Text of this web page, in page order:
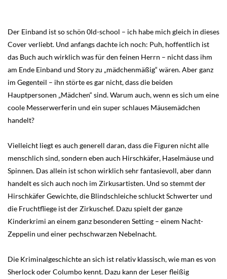
Der Einband ist so schön 0ld-school – ich habe mich gleich in dieses
Cover verliebt. Und anfangs dachte ich noch: Puh, hoffentlich ist
das Buch auch wirklich was für den feinen Herrn – nicht dass ihm
am Ende Einband und Story zu „mädchenmäßig“ wären. Aber ganz
im Gegenteil – ihn störte es gar nicht, dass die beiden
Hauptpersonen „Mädchen“ sind. Warum auch, wenn es sich um eine
coole Messerwerferin und ein super schlaues Mäusemädchen
handelt?
Vielleicht liegt es auch generell daran, dass die Figuren nicht alle
menschlich sind, sondern eben auch Hirschkäfer, Haselmäuse und
Spinnen. Das allein ist schon wirklich sehr fantasievoll, aber dann
handelt es sich auch noch im Zirkusartisten. Und so stemmt der
Hirschkäfer Gewichte, die Blindschleiche schluckt Schwerter und
die Fruchtfliege ist der Zirkuschef. Dazu spielt der ganze
Kinderkrimi an einem ganz besonderen Setting – einem Nacht-
Zeppelin und einer pechschwarzen Nebelnacht.
Die Kriminalgeschichte an sich ist relativ klassisch, wie man es von
Sherlock oder Columbo kennt. Dazu kann der Leser fleißig